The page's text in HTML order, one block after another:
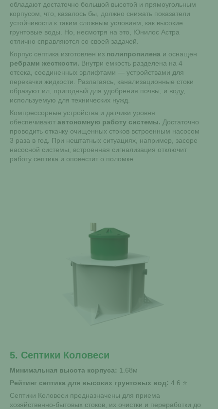
обладают достаточно большой высотой и прямоугольным
корпусом, что, казалось бы, должно снижать показатели
устойчивости к таким сложным условиям, как высокие
грунтовые воды. Но, несмотря на это, Юнилос Астра
отлично справляются со своей задачей.
Корпус септика изготовлен из полипропилена и оснащен
ребрами жесткости. Внутри емкость разделена на 4
отсека, соединенных эрлифтами — устройствами для
перекачки жидкости. Разлагаясь, канализационные стоки
образуют ил, пригодный для удобрения почвы, и воду,
используемую для технических нужд.
Компрессорные устройства и датчики уровня
обеспечивают автономную работу системы. Достаточно
проводить откачку очищенных стоков встроенным насосом
3 раза в год. При нештатных ситуациях, например, засоре
насосной системы, встроенная сигнализация отключит
работу септика и оповестит о поломке.
5. Септики Коловеси
Минимальная высота корпуса: 1.68м
Рейтинг септика для высоких грунтовых вод: 4.6
Септики Коловеси предназначены для приема
хозяйственно-бытовых стоков, их очистки и переработки до